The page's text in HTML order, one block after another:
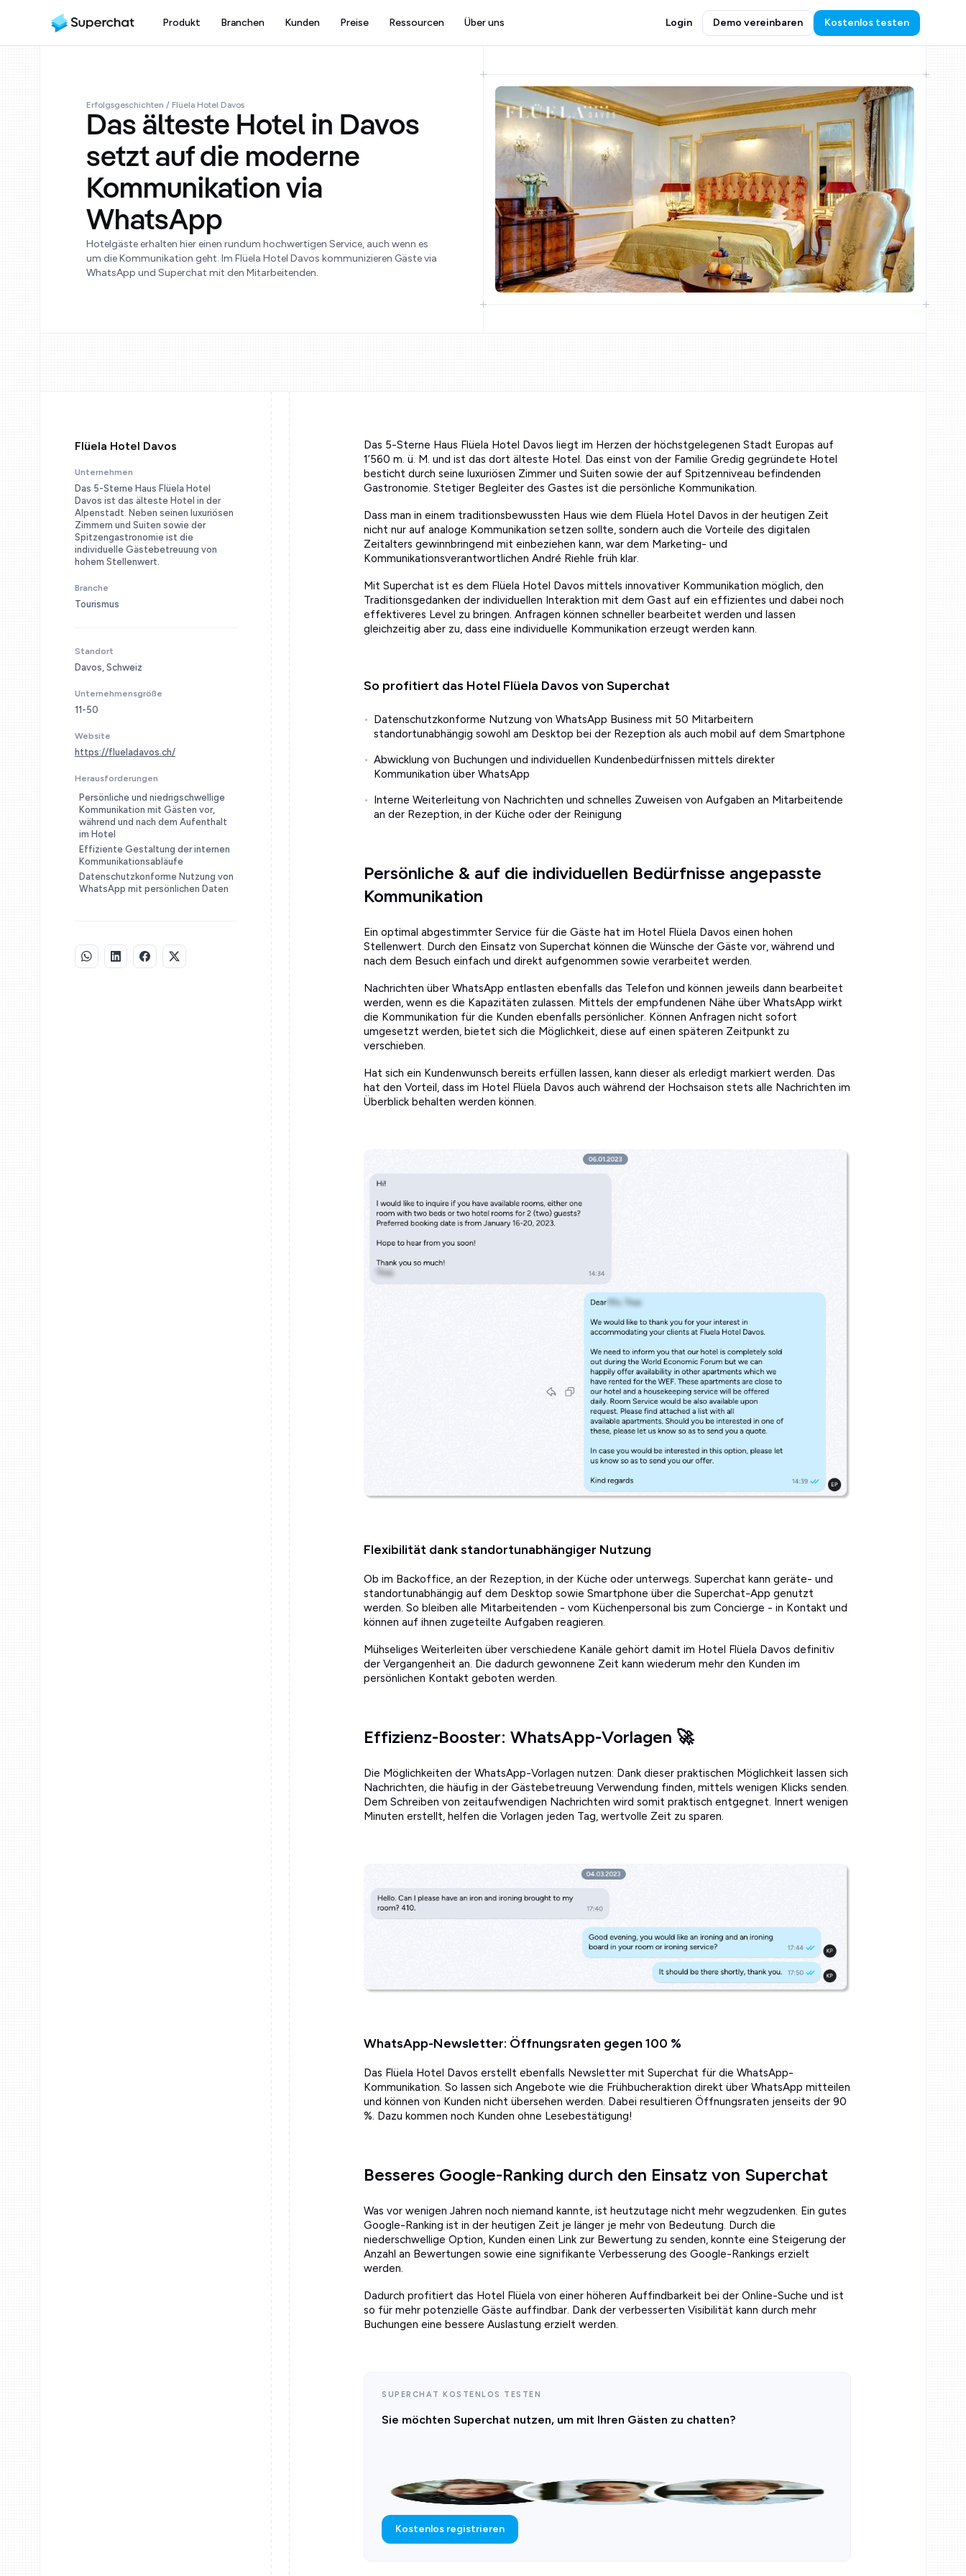
Produkt Branchen Kunden Preise Ressourcen Über uns Login Demo vereinbaren Kostenlos testen
Erfolgsgeschichten / Flüela Hotel Davos
Das älteste Hotel in Davos
setzt auf die moderne
Kommunikation via
WhatsApp
Hotelgäste erhalten hier einen rundum hochwertigen Service, auch wenn es
um die Kommunikation geht. Im Flüela Hotel Davos kommunizieren Gäste via
WhatsApp und Superchat mit den Mitarbeitenden.
Flüela Hotel Davos
Unternehmen
Das 5-Sterne Haus Flüela Hotel
Davos ist das älteste Hotel in der
Alpenstadt. Neben seinen luxuriösen
Zimmern und Suiten sowie der
Spitzengastronomie ist die
individuelle Gästebetreuung von
hohem Stellenwert.
Branche
Tourismus
Standort
Davos, Schweiz
Unternehmensgröße
11-50
Website
https://flueladavos.ch/
Herausforderungen
Persönliche und niedrigschwellige
Kommunikation mit Gästen vor,
während und nach dem Aufenthalt
im Hotel
Effiziente Gestaltung der internen
Kommunikationsabläufe
Datenschutzkonforme Nutzung von
WhatsApp mit persönlichen Daten
Das 5-Sterne Haus Flüela Hotel Davos liegt im Herzen der höchstgelegenen Stadt Europas auf
1’560 m. ü. M. und ist das dort älteste Hotel. Das einst von der Familie Gredig gegründete Hotel
besticht durch seine luxuriösen Zimmer und Suiten sowie der auf Spitzenniveau befindenden
Gastronomie. Stetiger Begleiter des Gastes ist die persönliche Kommunikation.
Dass man in einem traditionsbewussten Haus wie dem Flüela Hotel Davos in der heutigen Zeit
nicht nur auf analoge Kommunikation setzen sollte, sondern auch die Vorteile des digitalen
Zeitalters gewinnbringend mit einbeziehen kann, war dem Marketing- und
Kommunikationsverantwortlichen André Riehle früh klar.
Mit Superchat ist es dem Flüela Hotel Davos mittels innovativer Kommunikation möglich, den
Traditionsgedanken der individuellen Interaktion mit dem Gast auf ein effizientes und dabei noch
effektiveres Level zu bringen. Anfragen können schneller bearbeitet werden und lassen
gleichzeitig aber zu, dass eine individuelle Kommunikation erzeugt werden kann.
So profitiert das Hotel Flüela Davos von Superchat
Datenschutzkonforme Nutzung von WhatsApp Business mit 50 Mitarbeitern
standortunabhängig sowohl am Desktop bei der Rezeption als auch mobil auf dem Smartphone
Abwicklung von Buchungen und individuellen Kundenbedürfnissen mittels direkter
Kommunikation über WhatsApp
Interne Weiterleitung von Nachrichten und schnelles Zuweisen von Aufgaben an Mitarbeitende
an der Rezeption, in der Küche oder der Reinigung
Persönliche & auf die individuellen Bedürfnisse angepasste
Kommunikation
Ein optimal abgestimmter Service für die Gäste hat im Hotel Flüela Davos einen hohen
Stellenwert. Durch den Einsatz von Superchat können die Wünsche der Gäste vor, während und
nach dem Besuch einfach und direkt aufgenommen sowie verarbeitet werden.
Nachrichten über WhatsApp entlasten ebenfalls das Telefon und können jeweils dann bearbeitet
werden, wenn es die Kapazitäten zulassen. Mittels der empfundenen Nähe über WhatsApp wirkt
die Kommunikation für die Kunden ebenfalls persönlicher. Können Anfragen nicht sofort
umgesetzt werden, bietet sich die Möglichkeit, diese auf einen späteren Zeitpunkt zu
verschieben.
Hat sich ein Kundenwunsch bereits erfüllen lassen, kann dieser als erledigt markiert werden. Das
hat den Vorteil, dass im Hotel Flüela Davos auch während der Hochsaison stets alle Nachrichten im
Überblick behalten werden können.
Flexibilität dank standortunabhängiger Nutzung
Ob im Backoffice, an der Rezeption, in der Küche oder unterwegs. Superchat kann geräte- und
standortunabhängig auf dem Desktop sowie Smartphone über die Superchat-App genutzt
werden. So bleiben alle Mitarbeitenden - vom Küchenpersonal bis zum Concierge - in Kontakt und
können auf ihnen zugeteilte Aufgaben reagieren.
Mühseliges Weiterleiten über verschiedene Kanäle gehört damit im Hotel Flüela Davos definitiv
der Vergangenheit an. Die dadurch gewonnene Zeit kann wiederum mehr den Kunden im
persönlichen Kontakt geboten werden.
Effizienz-Booster: WhatsApp-Vorlagen 🚀
Die Möglichkeiten der WhatsApp-Vorlagen nutzen: Dank dieser praktischen Möglichkeit lassen sich
Nachrichten, die häufig in der Gästebetreuung Verwendung finden, mittels wenigen Klicks senden.
Dem Schreiben von zeitaufwendigen Nachrichten wird somit praktisch entgegnet. Innert wenigen
Minuten erstellt, helfen die Vorlagen jeden Tag, wertvolle Zeit zu sparen.
WhatsApp-Newsletter: Öffnungsraten gegen 100 %
Das Flüela Hotel Davos erstellt ebenfalls Newsletter mit Superchat für die WhatsApp-
Kommunikation. So lassen sich Angebote wie die Frühbucheraktion direkt über WhatsApp mitteilen
und können von Kunden nicht übersehen werden. Dabei resultieren Öffnungsraten jenseits der 90
%. Dazu kommen noch Kunden ohne Lesebestätigung!
Besseres Google-Ranking durch den Einsatz von Superchat
Was vor wenigen Jahren noch niemand kannte, ist heutzutage nicht mehr wegzudenken. Ein gutes
Google-Ranking ist in der heutigen Zeit je länger je mehr von Bedeutung. Durch die
niederschwellige Option, Kunden einen Link zur Bewertung zu senden, konnte eine Steigerung der
Anzahl an Bewertungen sowie eine signifikante Verbesserung des Google-Rankings erzielt
werden.
Dadurch profitiert das Hotel Flüela von einer höheren Auffindbarkeit bei der Online-Suche und ist
so für mehr potenzielle Gäste auffindbar. Dank der verbesserten Visibilität kann durch mehr
Buchungen eine bessere Auslastung erzielt werden.
SUPERCHAT KOSTENLOS TESTEN
Sie möchten Superchat nutzen, um mit Ihren Gästen zu chatten?
Kostenlos registrieren